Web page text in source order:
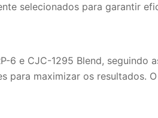
selecionados para garantir
6 e CJC-1295 Blend,
para maximizar os resultados.